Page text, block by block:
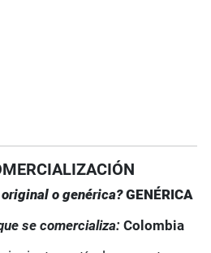
o genérica?GENÉRICA
se comercializa:Colombia